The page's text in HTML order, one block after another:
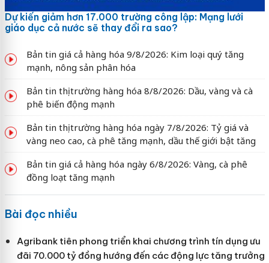
Dự kiến giảm hơn 17.000 trường công lập: Mạng lưới
giáo dục cả nước sẽ thay đổi ra sao?
Bản tin giá cả hàng hóa 9/8/2026: Kim loại quý tăng
mạnh, nông sản phân hóa
Bản tin thị trường hàng hóa 8/8/2026: Dầu, vàng và cà
phê biến động mạnh
Bản tin thị trường hàng hóa ngày 7/8/2026: Tỷ giá và
vàng neo cao, cà phê tăng mạnh, dầu thế giới bật tăng
Bản tin giá cả hàng hóa ngày 6/8/2026: Vàng, cà phê
đồng loạt tăng mạnh
Bài đọc nhiều
Agribank tiên phong triển khai chương trình tín dụng ưu
đãi 70.000 tỷ đồng hướng đến các động lực tăng trưởng